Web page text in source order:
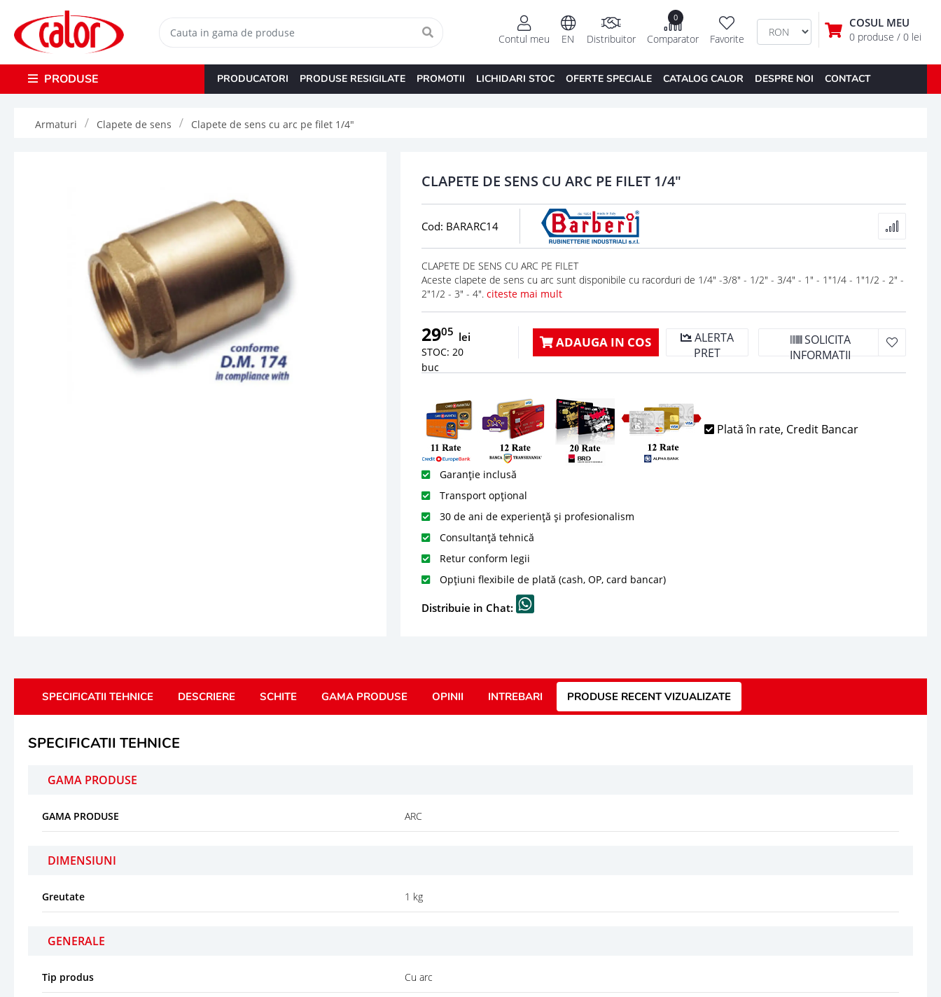
COSUL MEU
0 produse / 0 lei
Favorite
0
Comparator
Distribuitor
EN
Contul meu
PRODUSE PRODUCATORI PRODUSE RESIGILATE PROMOTII LICHIDARI STOC OFERTE SPECIALE CATALOG CALOR DESPRE NOI CONTACT
Armaturi Clapete de sens Clapete de sens cu arc pe filet 1/4"
CLAPETE DE SENS CU ARC PE FILET 1/4"
Cod: BARARC14
CLAPETE DE SENS CU ARC PE FILET
Aceste clapete de sens cu arc sunt disponibile cu racorduri de 1/4" -3/8" - 1/2" - 3/4" - 1" - 1"1/4 - 1"1/2 - 2" -
2"1/2 - 3" - 4". citeste mai mult
2905 lei
STOC: 20
buc
ADAUGA IN COS
ALERTA
PRET
SOLICITA
INFORMATII
Plată în rate, Credit Bancar
Garanție inclusă
Transport opțional
30 de ani de experiență și profesionalism
Consultanță tehnică
Retur conform legii
Opțiuni flexibile de plată (cash, OP, card bancar)
Distribuie in Chat:
SPECIFICATII TEHNICE DESCRIERE SCHITE GAMA PRODUSE OPINII INTREBARI PRODUSE RECENT VIZUALIZATE
SPECIFICATII TEHNICE
GAMA PRODUSE
GAMA PRODUSE ARC
DIMENSIUNI
Greutate 1 kg
GENERALE
Tip produs Cu arc